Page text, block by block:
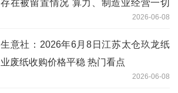
存在被留置情况 算力、制造业经营一切
2026-06-08
生意社：2026年6月8日江苏太仓玖龙纸
业废纸收购价格平稳 热门看点
2026-06-08